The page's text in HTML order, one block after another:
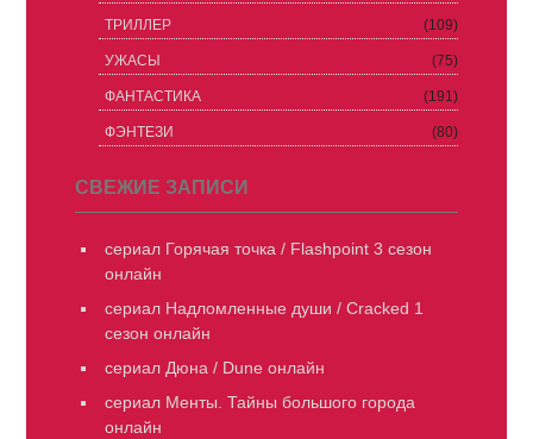
ТРИЛЛЕР (109)
УЖАСЫ (75)
ФАНТАСТИКА (191)
ФЭНТЕЗИ (80)
СВЕЖИЕ ЗАПИСИ
сериал Горячая точка / Flashpoint 3 сезон
онлайн
сериал Надломленные души / Cracked 1
сезон онлайн
сериал Дюна / Dune онлайн
сериал Менты. Тайны большого города
онлайн